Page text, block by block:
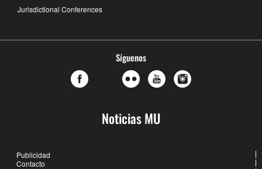
Jurisdictional Conferences
Síguenos
Noticias MU
Publicidad
Contacto